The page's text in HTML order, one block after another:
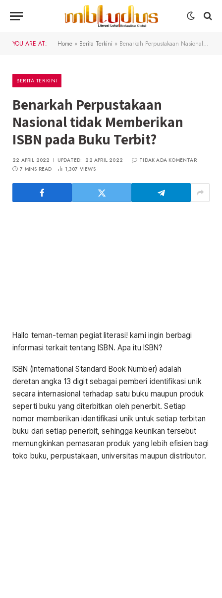
YOU ARE AT: Home » Berita Terkini » Benarkah Perpustakaan Nasional tidak Memberikan ISBN pada Buku Terbit?
BERITA TERKINI
Benarkah Perpustakaan
Nasional tidak Memberikan
ISBN pada Buku Terbit?
22 APRIL 2022 UPDATED: 22 APRIL 2022
TIDAK ADA KOMENTAR
7 MINS READ
1,307 VIEWS
Hallo teman-teman pegiat literasi! kami ingin berbagi
informasi terkait tentang ISBN. Apa itu ISBN?
ISBN (International Standard Book Number) adalah
deretan angka 13 digit sebagai pemberi identifikasi unik
secara internasional terhadap satu buku maupun produk
seperti buku yang diterbitkan oleh penerbit. Setiap
nomor memberikan identifikasi unik untuk setiap terbitan
buku dari setiap penerbit, sehingga keunikan tersebut
memungkinkan pemasaran produk yang lebih efisien bagi
toko buku, perpustakaan, universitas maupun distributor.